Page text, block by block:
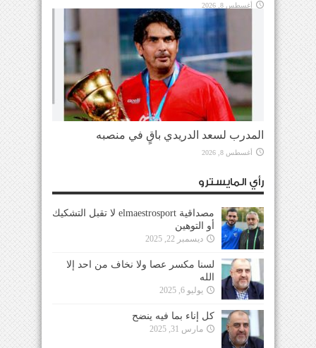
أغسطس 8, 2026
المدرب لسعد الدريدي باقٍ في منصبه
أغسطس 8, 2026
رأي المايسترو
مصداقية elmaestrosport لا تقبل التشكيك
أو التوهين
ديسمبر 22, 2025
لسنا مكسر عصا ولا نخاف من احد إلا
الله
يوليو 6, 2025
كل إناء بما فيه ينضح
مارس 31, 2025